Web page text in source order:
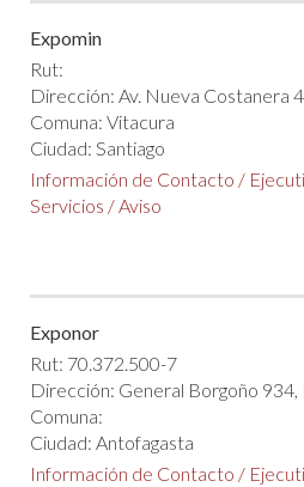
Expomin
Rut:
Dirección: Av. Nueva Costanera
Comuna: Vitacura
Ciudad: Santiago
Información de Contacto /
Servicios /Aviso
Exponor
Rut: 70.372.500-7
Dirección: General Borgoño 934,
Comuna:
Ciudad: Antofagasta
Información de Contacto /